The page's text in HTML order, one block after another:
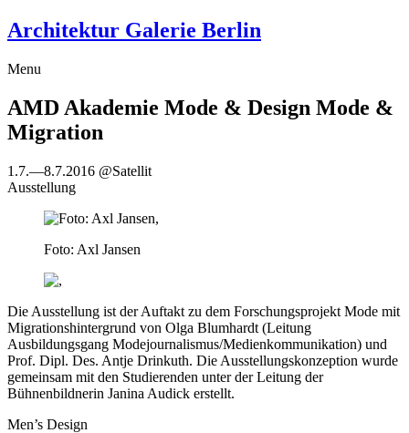
Architektur Galerie Berlin
Menu
AMD Akademie Mode & Design Mode &
Migration
1.7.—8.7.2016 @Satellit
Ausstellung
Foto: Axl Jansen
Die Ausstellung ist der Auftakt zu dem Forschungsprojekt Mode mit
Migrationshintergrund von Olga Blumhardt (Leitung
Ausbildungsgang Modejournalismus/Medienkommunikation) und
Prof. Dipl. Des. Antje Drinkuth. Die Ausstellungskonzeption wurde
gemeinsam mit den Studierenden unter der Leitung der
Bühnenbildnerin Janina Audick erstellt.
Men’s Design